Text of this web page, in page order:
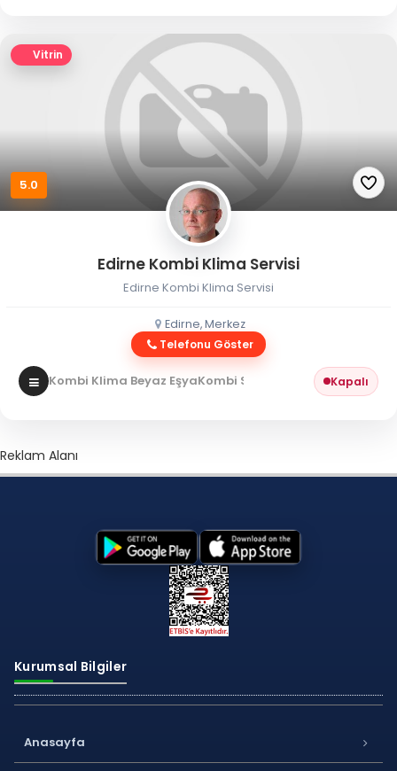
Vitrin
5.0
Edirne Kombi Klima Servisi
Edirne Kombi Klima Servisi
Edirne, Merkez
Telefonu Göster
Kombi Klima Beyaz EşyaKombi Servisi Kapalı
Reklam Alanı
Kurumsal Bilgiler
Anasayfa